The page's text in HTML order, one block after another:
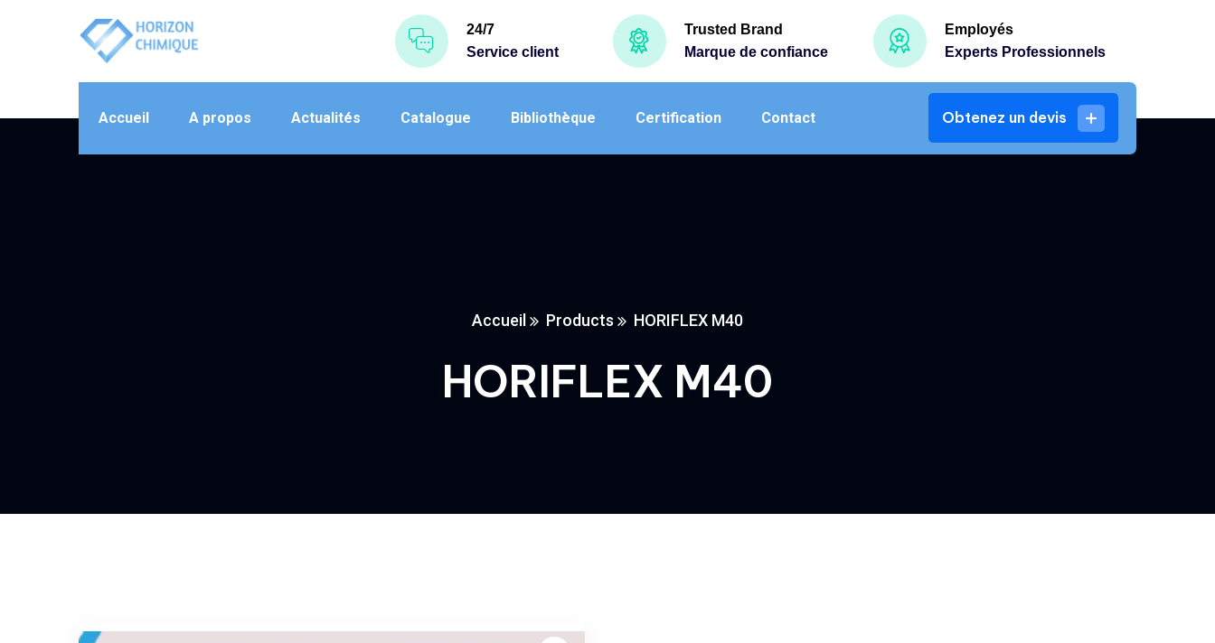
24/7
Service client
Trusted Brand
Marque de confiance
Employés
Experts Professionnels
Accueil A propos Actualités Catalogue Bibliothèque Certification Contact Obtenez un devis
Accueil Products HORIFLEX M40
HORIFLEX M40